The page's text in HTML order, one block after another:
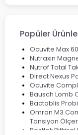
Popüler
Ocuvite Max
Nutraxin
Nutrof Total
Direct Nexus
Ocuvite
Bausch Lomb
Bactoblis
Omron M3
Tansiyon Ölçer
Bestlak Bitkisel